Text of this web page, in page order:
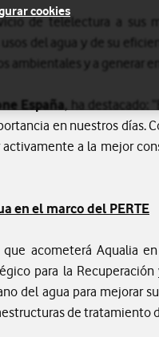
de telelectura a
del agua y de su
ambientales y a generar
España , ha
en nuestros días.
a la mejor
en el marco del PERTE
acometerá Aqualia
para la Recuperación
del agua para mejorar
de tratamiento
cookies